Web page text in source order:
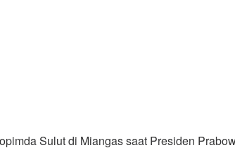
Sulut di Miangas saat Presiden